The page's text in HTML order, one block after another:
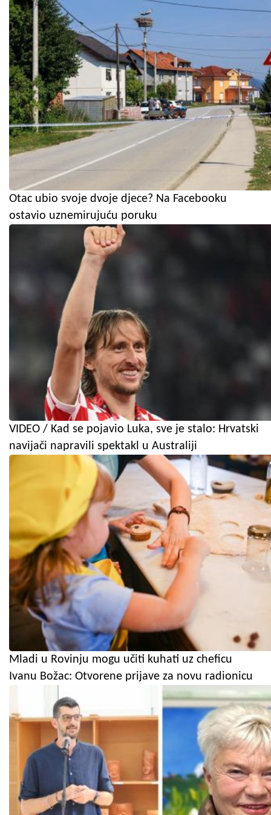
Otac ubio svoje dvoje djece? Na Facebooku
ostavio uznemirujuću poruku
VIDEO / Kad se pojavio Luka, sve je stalo: Hrvatski
navijači napravili spektakl u Australiji
Mladi u Rovinju mogu učiti kuhati uz cheficu
Ivanu Božac: Otvorene prijave za novu radionicu